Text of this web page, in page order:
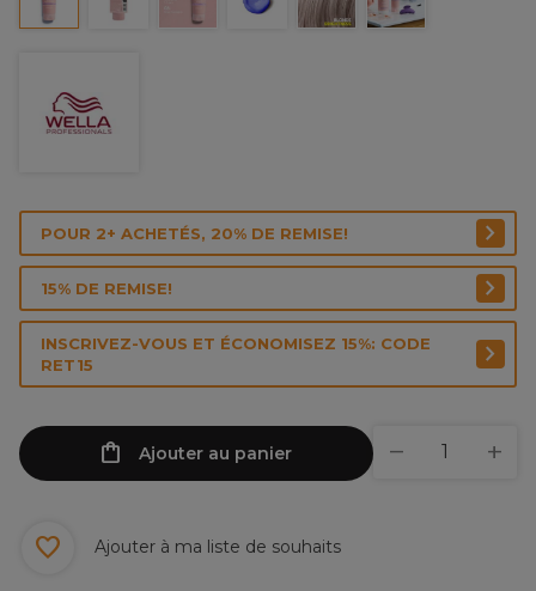
POUR 2+ ACHETÉS, 20% DE REMISE!
15% DE REMISE!
INSCRIVEZ-VOUS ET ÉCONOMISEZ 15%: CODE
RET15
Ajouter au panier
Ajouter à ma liste de souhaits